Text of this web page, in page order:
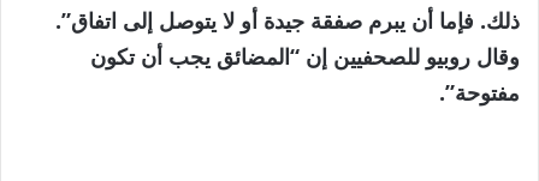
من
3
عناصر
القائمة
ذلك. فإما أن يبرم صفقة جيدة أو لا يتوصل إلى اتفاق”.
وقال روبيو للصحفيين إن “المضائق يجب أن تكون
مفتوحة”.